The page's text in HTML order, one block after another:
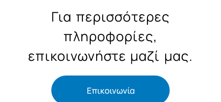
Για περισσότερες
πληροφορίες,
επικοινωνήστε μαζί μας.
Επικοινωνία